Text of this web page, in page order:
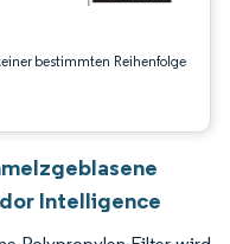
bestimmten Reihenfolge
Intelligence